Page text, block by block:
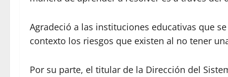
Agradeció a las instituciones educativas que
contexto los riesgos que existen al no tener
Por su parte, el titular de la Dirección del